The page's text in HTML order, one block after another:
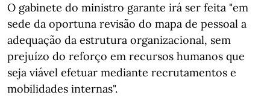
O gabinete do ministro garante irá ser feita "em
sede da oportuna revisão do mapa de pessoal a
adequação da estrutura organizacional, sem
prejuízo do reforço em recursos humanos que
seja viável efetuar mediante recrutamentos e
mobilidades internas".